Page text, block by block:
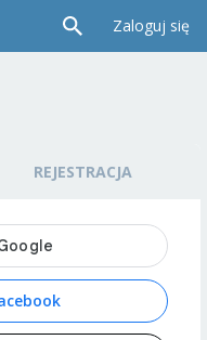
Zaloguj się
REJESTRACJA